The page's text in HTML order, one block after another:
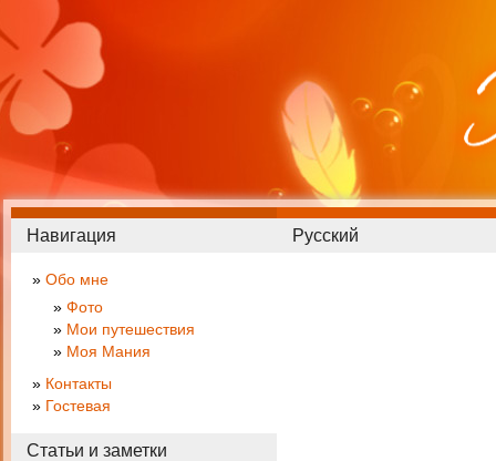
Русский
Навигация
Обо мне
Фото
Мои путешествия
Моя Мания
Контакты
Гостевая
Статьи и заметки